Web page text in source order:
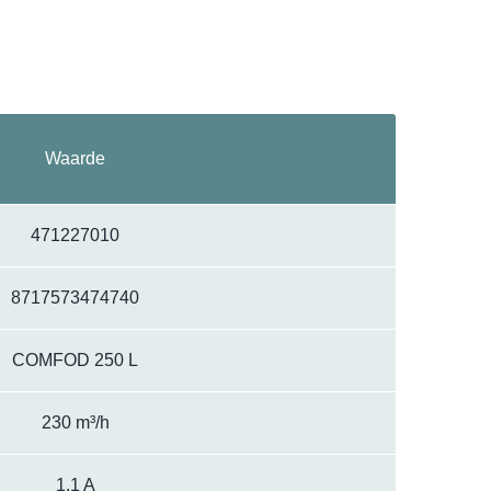
Waarde
471227010
8717573474740
COMFOD 250 L
230 m³/h
1.1 A